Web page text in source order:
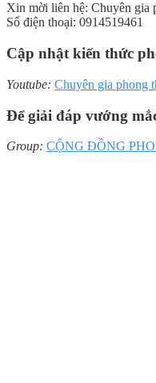
Xin mời liên hệ: Chuyên gia
Số điện thoại: 0914519461
Cập nhật kiến thức
Youtube: Chuyên gia phong
Để giải đáp vướng
Group: CỘNG ĐỒNG